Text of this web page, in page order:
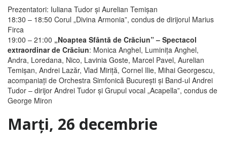
Prezentatori: Iuliana Tudor şi Aurelian Temişan
18:30 – 18:50 Corul „Divina Armonia”, condus de dirijorul Marius
Firca
19:00 – 21:00 „Noaptea Sfântă de Crăciun” – Spectacol
extraordinar de Crăciun: Monica Anghel, Luminiţa Anghel,
Andra, Loredana, Nico, Lavinia Goste, Marcel Pavel, Aurelian
Temişan, Andrei Lazăr, Vlad Miriţă, Cornel Ilie, Mihai Georgescu,
acompaniaţi de Orchestra Simfonică Bucureşti şi Band-ul Andrei
Tudor – dirijor Andrei Tudor şi Grupul vocal „Acapella”, condus de
George Miron
Marţi, 26 decembrie